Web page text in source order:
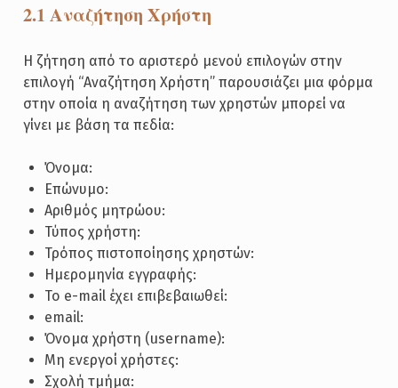
2.1 Αναζήτηση Χρήστη
Η ζήτηση από το αριστερό μενού επιλογών στην
επιλογή “Αναζήτηση Χρήστη” παρουσιάζει μια φόρμα
στην οποία η αναζήτηση των χρηστών μπορεί να
γίνει με βάση τα πεδία:
Όνομα:
Επώνυμο:
Αριθμός μητρώου:
Τύπος χρήστη:
Τρόπος πιστοποίησης χρηστών:
Ημερομηνία εγγραφής:
Το e-mail έχει επιβεβαιωθεί:
email:
Όνομα χρήστη (username):
Μη ενεργοί χρήστες:
Σχολή τμήμα: